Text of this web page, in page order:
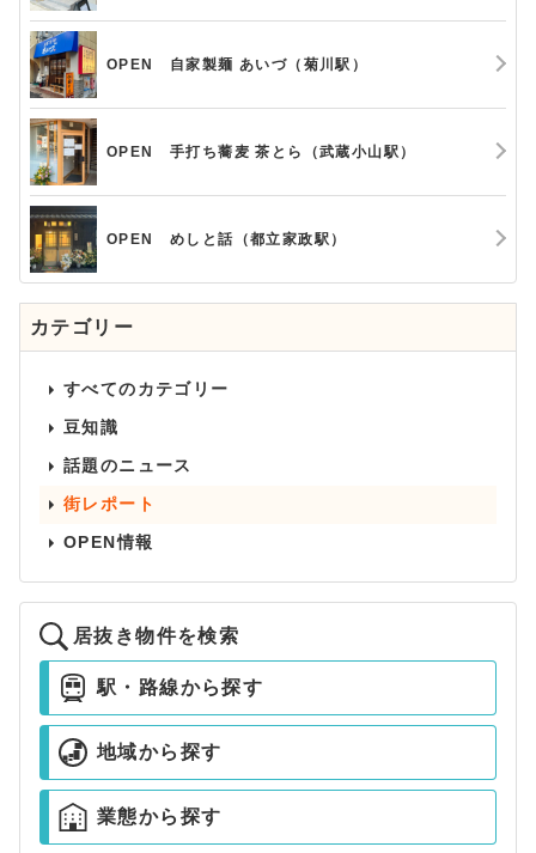
OPEN 自家製麺 あいづ（菊川駅）
OPEN 手打ち蕎麦 茶とら（武蔵小山駅）
OPEN めしと話（都立家政駅）
カテゴリー
すべてのカテゴリー
豆知識
話題のニュース
街レポート
OPEN情報
居抜き物件を検索
駅・路線から探す
地域から探す
業態から探す